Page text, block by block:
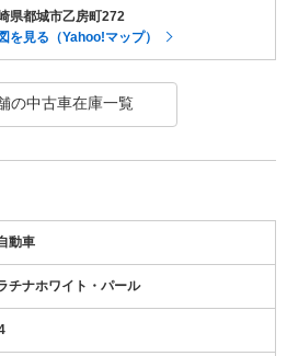
県都城市乙房町272
を見る（Yahoo!マップ）
の中古車在庫一覧
動車
チナホワイト・パール